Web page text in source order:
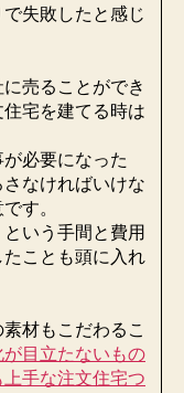
失敗したと感じ
売ることができ
宅を建てる時は
必要になった
なければいけな
す。
いう手間と費用
ことも頭に入れ
材もこだわるこ
目立たないもの
手な注文住宅つ